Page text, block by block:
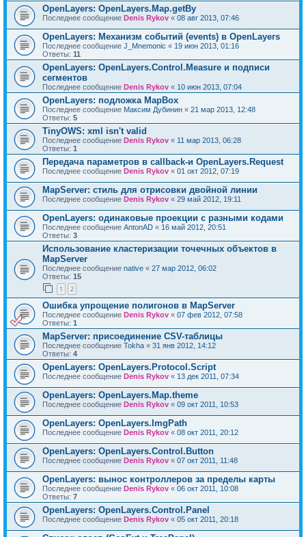
OpenLayers: OpenLayers.Map.getBy
Последнее сообщение Denis Rykov « 08 авг 2013, 07:46
OpenLayers: Механизм событий (events) в OpenLayers
Последнее сообщение J_Mnemonic « 19 июн 2013, 01:16
Ответы: 11
OpenLayers: OpenLayers.Control.Measure и подписи
сегментов
Последнее сообщение Denis Rykov « 10 июн 2013, 07:04
OpenLayers: подложка MapBox
Последнее сообщение Максим Дубинин « 21 мар 2013, 12:48
Ответы: 5
TinyOWS: xml isn't valid
Последнее сообщение Denis Rykov « 11 мар 2013, 06:28
Ответы: 1
Передача параметров в callback-и OpenLayers.Request
Последнее сообщение Denis Rykov « 01 окт 2012, 07:19
MapServer: стиль для отрисовки двойной линии
Последнее сообщение Denis Rykov « 29 май 2012, 19:11
OpenLayers: одинаковые проекции с разными кодами
Последнее сообщение AntonAD « 16 май 2012, 20:51
Ответы: 3
Использование кластеризации точечных объектов в
MapServer
Последнее сообщение native « 27 мар 2012, 06:02
Ответы: 15
1 2
Ошибка упрощение полигонов в MapServer
Последнее сообщение Denis Rykov « 07 фев 2012, 07:58
Ответы: 1
MapServer: присоединение CSV-таблицы
Последнее сообщение Tokha « 31 янв 2012, 14:12
Ответы: 4
OpenLayers: OpenLayers.Protocol.Script
Последнее сообщение Denis Rykov « 13 дек 2011, 07:34
OpenLayers: OpenLayers.Map.theme
Последнее сообщение Denis Rykov « 09 окт 2011, 10:53
OpenLayers: OpenLayers.ImgPath
Последнее сообщение Denis Rykov « 08 окт 2011, 20:12
OpenLayers: OpenLayers.Control.Button
Последнее сообщение Denis Rykov « 07 окт 2011, 11:48
OpenLayers: вынос контроллеров за пределы карты
Последнее сообщение Denis Rykov « 06 окт 2011, 10:08
Ответы: 7
OpenLayers: OpenLayers.Control.Panel
Последнее сообщение Denis Rykov « 05 окт 2011, 20:18